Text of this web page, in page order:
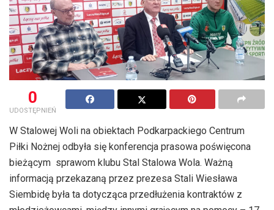
0
UDOSTĘPNIEŃ
W Stalowej Woli na obiektach Podkarpackiego Centrum
Piłki Nożnej odbyła się konferencja prasowa poświęcona
bieżącym sprawom klubu Stal Stalowa Wola. Ważną
informacją przekazaną przez prezesa Stali Wiesława
Siembidę była ta dotycząca przedłużenia kontraktów z